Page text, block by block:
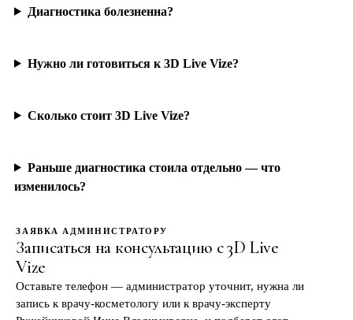
Диагностика болезненна?
Нужно ли готовиться к 3D Live Vize?
Сколько стоит 3D Live Vize?
Раньше диагностика стоила отдельно — что
изменилось?
ЗАЯВКА АДМИНИСТРАТОРУ
Записаться на консультацию с 3D Live
Vize
Оставьте телефон — администратор уточнит, нужна ли
запись к врачу-косметологу или к врачу-эксперту